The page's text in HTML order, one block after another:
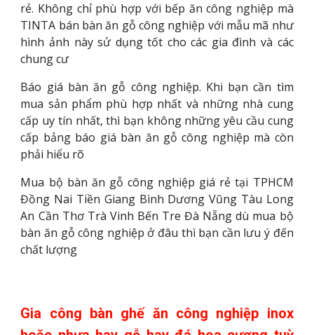
rẻ. Không chỉ phù hợp với bếp ăn công nghiệp mà
TINTA bán bàn ăn gỗ công nghiệp với mẫu mã như
hình ảnh này sử dụng tốt cho các gia đình và các
chung cư
Báo giá bàn ăn gỗ công nghiệp. Khi bạn cần tìm
mua sản phẩm phù hợp nhất và những nhà cung
cấp uy tín nhất, thì bạn không những yêu cầu cung
cấp bảng báo giá bàn ăn gỗ công nghiệp mà còn
phải hiểu rõ
Mua bộ bàn ăn gỗ công nghiệp giá rẻ tại TPHCM
Đồng Nai Tiền Giang Bình Dương Vũng Tàu Long
An Cần Thơ Trà Vinh Bến Tre Đà Nẵng dù mua bộ
bàn ăn gỗ công nghiệp ở đâu thì bạn cần lưu ý đến
chất lượng
Gia công bàn ghế ăn công nghiệp inox